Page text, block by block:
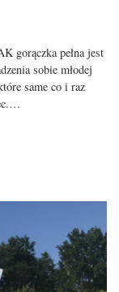
gorączka pełna jest
sobie młodej
same co i raz